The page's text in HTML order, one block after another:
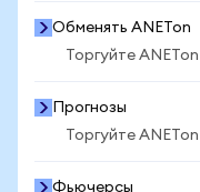
Обменять ANETon
Торгуйте
Прогнозы
Торгуйте
Фьючерсы